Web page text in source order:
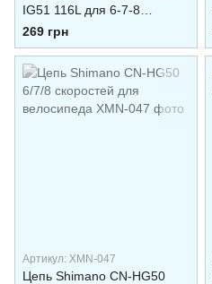
IG51 116L для 6-7-8
передач
269 грн
Артикул: XMN-047
Цепь Shimano CN-HG50